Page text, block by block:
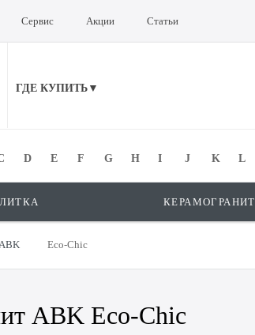
Сервис Акции Статьи
ГДЕ КУПИТЬ▼
D E F G H I J K L
КЕРАМОГРАНИТ
Eco-Chic
ABK Eco-Chic